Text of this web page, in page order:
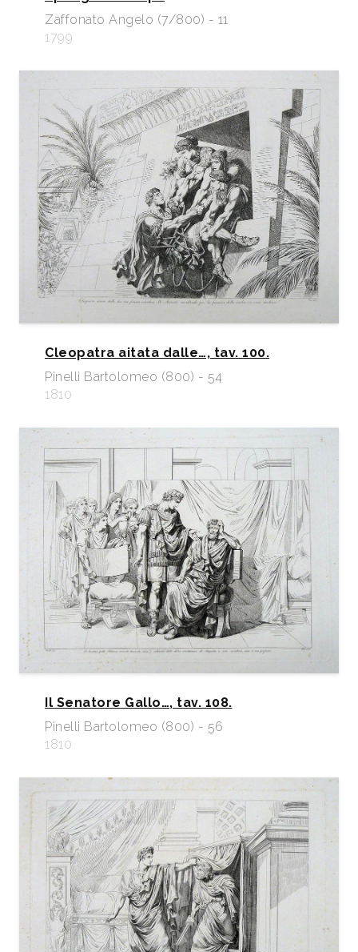
Zaffonato Angelo (7/800) - 11
1799
Cleopatra aitata dalle…, tav. 100.
Pinelli Bartolomeo (800) - 54
1810
Il Senatore Gallo…, tav. 108.
Pinelli Bartolomeo (800) - 56
1810